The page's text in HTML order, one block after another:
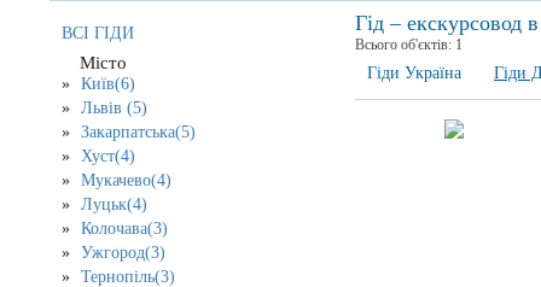
ВСІ ГІДИ
Місто
Київ(6)
Львів (5)
Закарпатська(5)
Хуст(4)
Мукачево(4)
Луцьк(4)
Колочава(3)
Ужгород(3)
Тернопіль(3)
Гід – екскурсовод
Всього об'єктів: 1
Гіди Україна Гіди